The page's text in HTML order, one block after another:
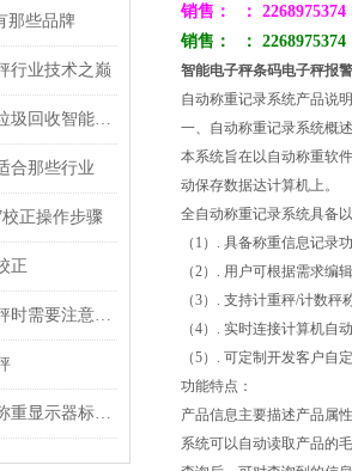
那些品牌
行业技术之巅
不知道如何正确使用垃圾回收智能电子秤？进来看
合那些行业
正操作步骤
正
我们在购买打印电子秤时需要注意哪些问题
上海耀华XK3190-A6称重显示器标准标定校正方法
销售： ： 2268975374
销售：
： 2268975374
智能电子秤条码电子秤报
自动称重记录系统产品说明
一、自动称重记录系统概
本系统旨在以自动称重软
动保存数据达计算机上。
全自动称重记录系统具备
（1）. 具备称重信息记录
（2）. 用户可根据需求编
（3）. 支持计重秤/计数
（4）. 实时连接计算机自
（5）. 可定制开发客户自
功能特点：
产品信息主要描述产品属
系统可以自动读取产品的